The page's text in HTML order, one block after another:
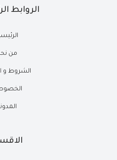
الروابط
من
الشروط و